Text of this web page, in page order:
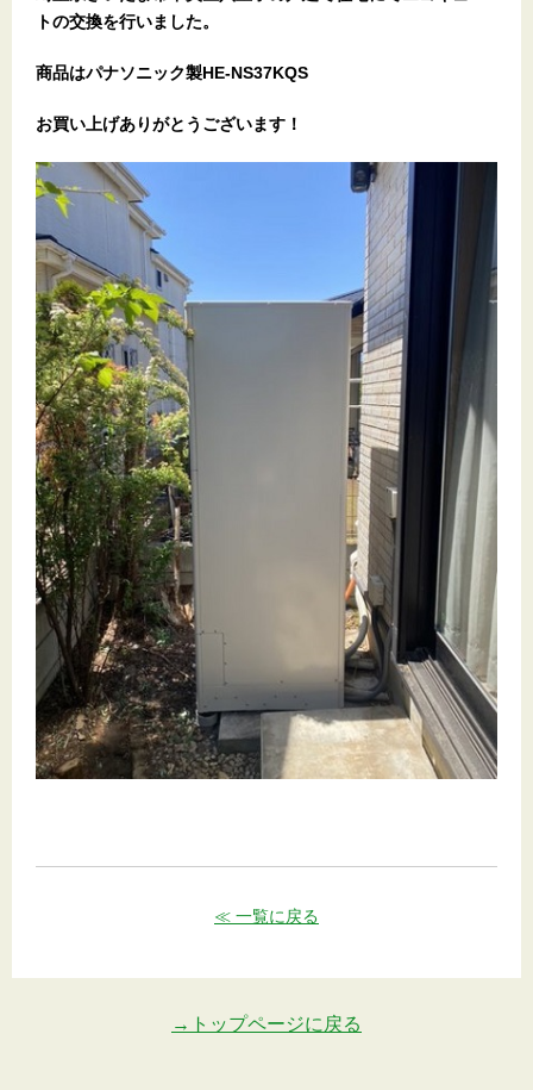
トの交換を行いました。
商品はパナソニック製HE-NS37KQS
お買い上げありがとうございます！
≪ 一覧に戻る
→トップページに戻る